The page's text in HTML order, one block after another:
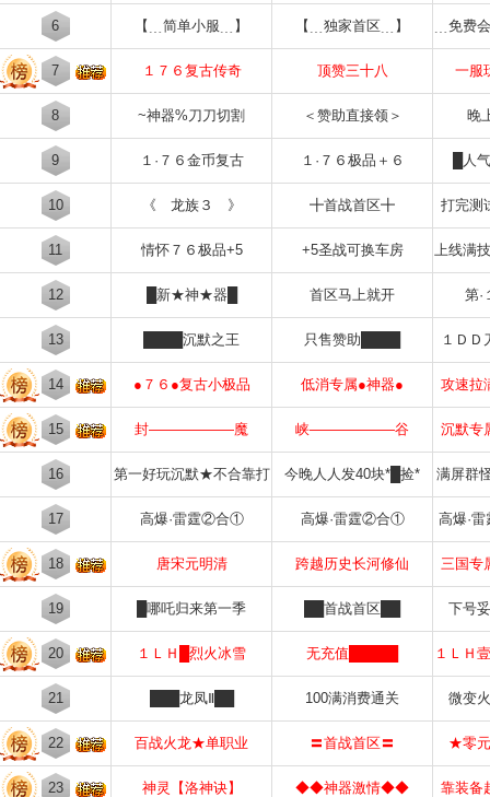
6 【﹍简单小服﹍】 【﹍独家首区﹍】 ﹍免费
7 １７６复古传奇 顶赞三十八 一服
8 ~神器%刀刀切割 ＜赞助直接领＞ 晚
9 １·７６金币复古 １·７６极品＋６ █人
10 《 龙族３ 》 ╋首战首区╋ 打完测
11 情怀７６极品+5 +5圣战可换车房 上线满
12 █新★神★器█ 首区马上就开 第·
13 ████沉默之王 只售赞助████ １ＤＤ
14 ●７６●复古小极品 低消专属●神器● 攻速拉
15 封——————魔 峡——————谷 沉默专
16 第一好玩沉默★不合靠打 今晚人人发40块*█捡* 满屏群
17 高爆·雷霆②合① 高爆·雷霆②合① 高爆·
18 唐宋元明清 跨越历史长河修仙 三国专
19 █哪吒归来第一季 ██首战首区██ 下号
20 １ＬＨ█烈火冰雪 无充值█████ １ＬＨ
21 ███龙凤Ⅱ██ 100满消费通关 微变
22 百战火龙★单职业 〓首战首区〓 ★零
23 神灵【洛神诀】 ◆◆神器激情◆◆ 靠装备